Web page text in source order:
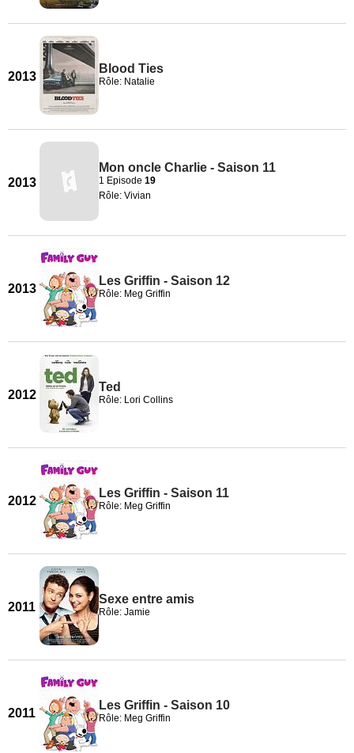
2013
Blood Ties
Rôle: Natalie
2013
Mon oncle Charlie - Saison 11
1 Episode 19
Rôle: Vivian
2013
Les Griffin - Saison 12
Rôle: Meg Griffin
2012
Ted
Rôle: Lori Collins
2012
Les Griffin - Saison 11
Rôle: Meg Griffin
2011
Sexe entre amis
Rôle: Jamie
2011
Les Griffin - Saison 10
Rôle: Meg Griffin